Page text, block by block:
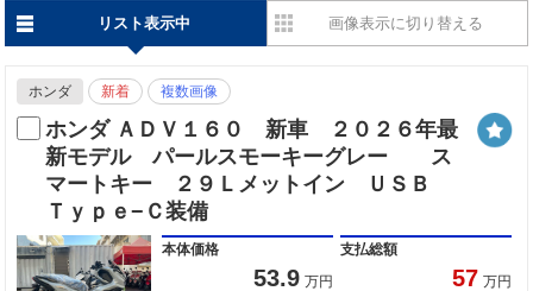
リスト表示中 画像表示に切り替える
ホンダ 新着 複数画像
ホンダ ＡＤＶ１６０ 新車 ２０２６年最
新モデル パールスモーキーグレー ス
マートキー ２９Ｌメットイン ＵＳＢ
Ｔｙｐｅ−Ｃ装備
本体価格
53.9 万円
支払総額
57 万円